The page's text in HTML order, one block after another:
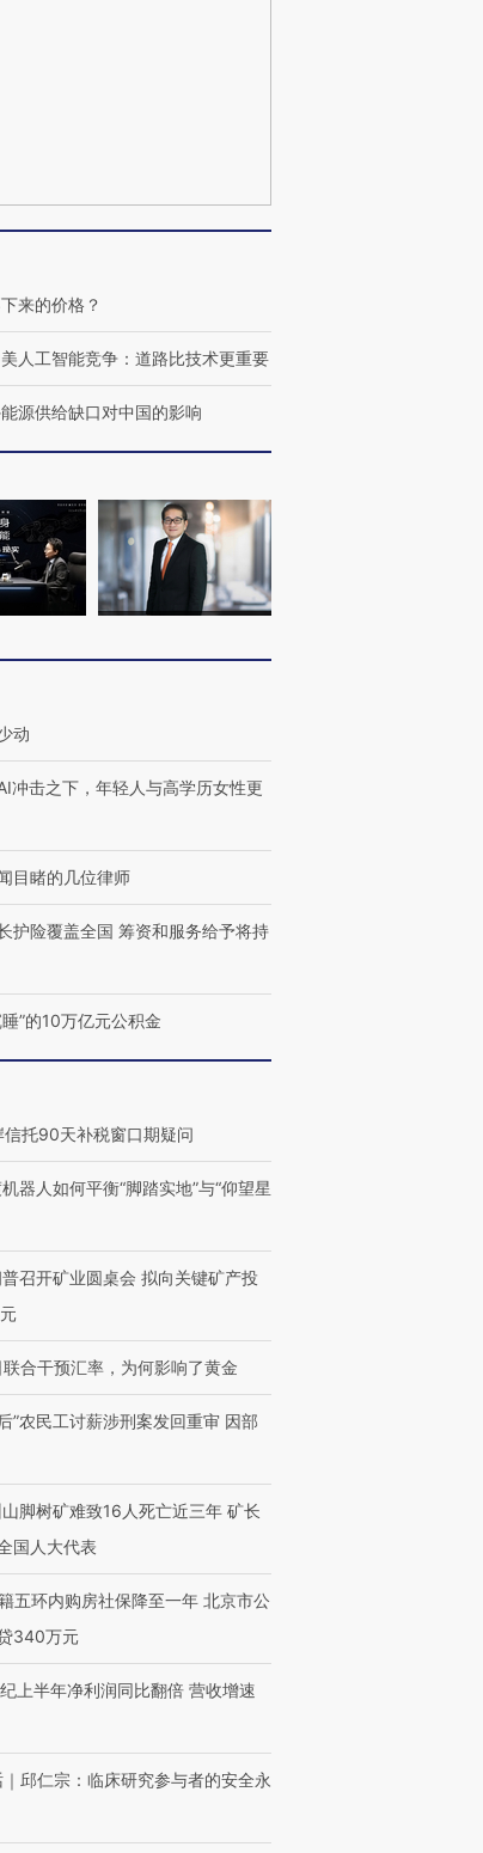
危
来的价格？
人工智能竞争：道路比技术更重要
源供给缺口对中国的影响
动
冲击之下，年轻人与高学历女性更
目睹的几位律师
护险覆盖全国 筹资和服务给予将持
睡”的10万亿元公积金
信托90天补税窗口期疑问
器人如何平衡“脚踏实地”与“仰望星
召开矿业圆桌会 拟向关键矿产投
联合干预汇率，为何影响了黄金
”农民工讨薪涉刑案发回重审 因部
脚树矿难致16人死亡近三年 矿长
国人大代表
五环内购房社保降至一年 北京市公
340万元
上半年净利润同比翻倍 营收增速
｜邱仁宗：临床研究参与者的安全永